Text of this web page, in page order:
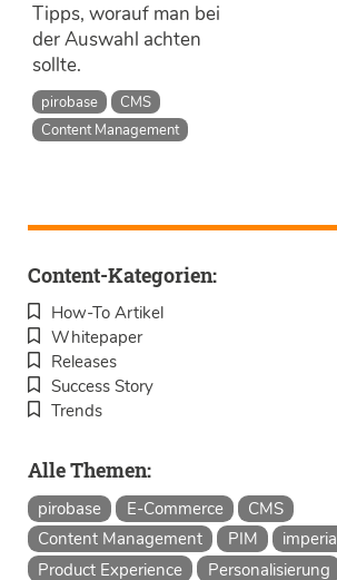
Tipps, worauf man bei
der Auswahl achten
sollte.
pirobase
CMS
Content Management
Content-Kategorien:
How-To Artikel
Whitepaper
Releases
Success Story
Trends
Alle Themen:
pirobase E-Commerce
CMS
Content Management
PIM imperia
Product Experience
Personalisierung